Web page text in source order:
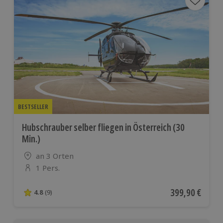
BESTSELLER
Hubschrauber selber fliegen in Österreich (30
Min.)
Standort
an 3 Orten
Anzahl der Teilnehmer
1 Pers.
4.8 von 5 Sternen basierend auf 9 Bewertungen
4.8 (9) Aktueller Preis
399,90 €